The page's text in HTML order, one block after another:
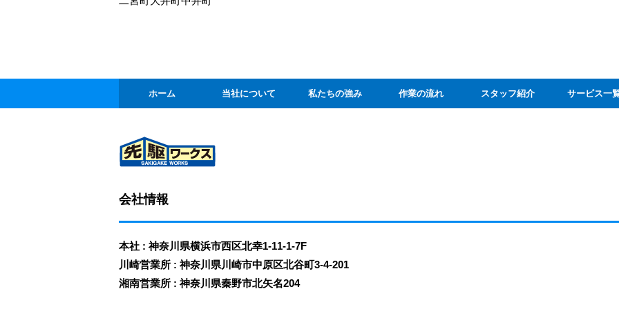
ホーム 当社について 私たちの強み 作業の流れ スタッフ紹介 サービス一
会社情報
本社 : 神奈川県横浜市西区北幸1-11-1-7F
川崎営業所 : 神奈川県川崎市中原区北谷町3-4-201
湘南営業所 : 神奈川県秦野市北矢名204